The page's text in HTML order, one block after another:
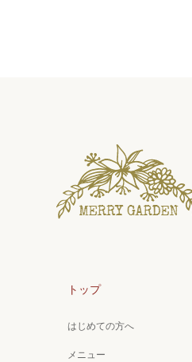
トップ
はじめての方へ
メニュー